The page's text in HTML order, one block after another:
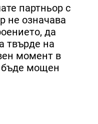
партньор с
не означава
да
твърде на
момент в
бъде мощен